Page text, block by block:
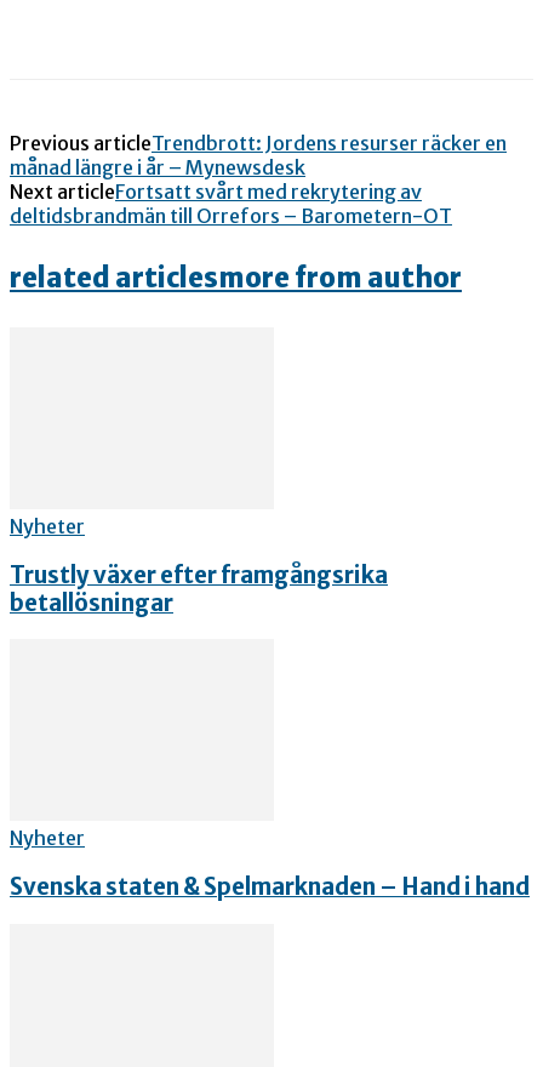
Previous articleTrendbrott: Jordens resurser räcker en
månad längre i år – Mynewsdesk
Next articleFortsatt svårt med rekrytering av
deltidsbrandmän till Orrefors – Barometern-OT
related articlesmore from author
Nyheter
Trustly växer efter framgångsrika
betallösningar
Nyheter
Svenska staten & Spelmarknaden – Hand i hand